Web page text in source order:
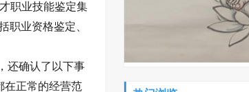
职业技能鉴定集
职业资格鉴定、
还确认了以下事
在正常的经营范